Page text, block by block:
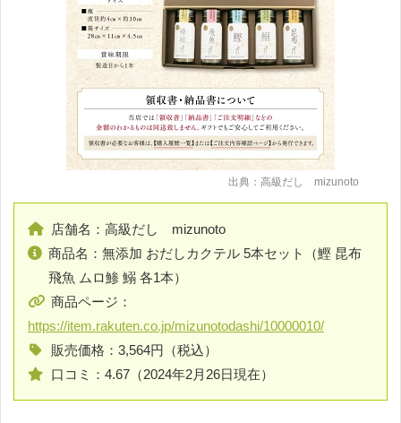
出典：高級だし mizunoto
店舗名：高級だし mizunoto
商品名：無添加 おだしカクテル 5本セット（鰹 昆布
飛魚 ムロ鯵 鰯 各1本）
商品ページ：
https://item.rakuten.co.jp/mizunotodashi/10000010/
販売価格：3,564円（税込）
口コミ：4.67（2024年2月26日現在）